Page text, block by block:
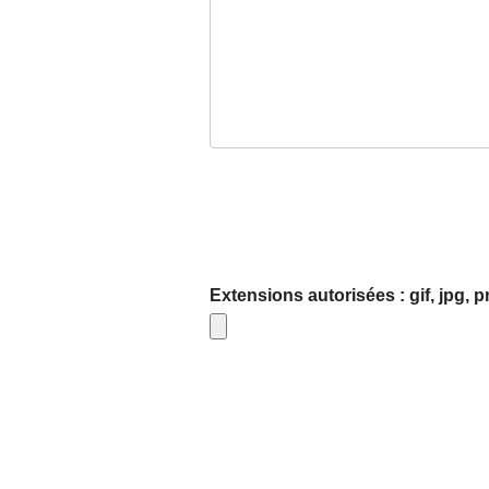
Extensions autorisées : gif, jpg,